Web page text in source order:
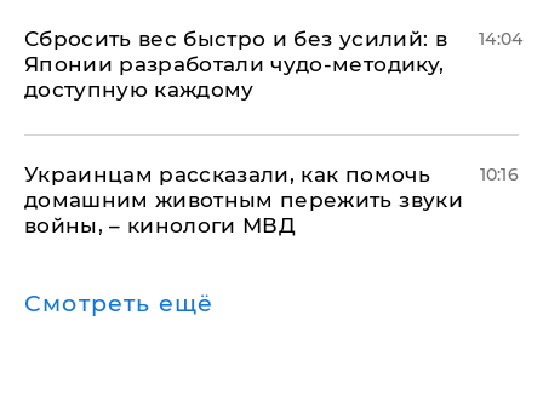
Сбросить вес быстро и без усилий: в
Японии разработали чудо-методику,
доступную каждому
14:04
Украинцам рассказали, как помочь
домашним животным пережить звуки
войны, – кинологи МВД
10:16
Смотреть ещё